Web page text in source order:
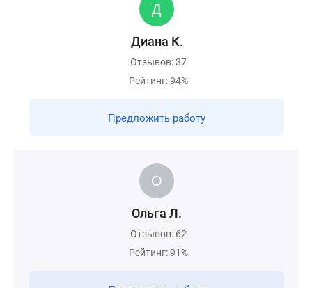
Диана К.
Отзывов: 37
Рейтинг: 94%
Предложить работу
Ольга Л.
Отзывов: 62
Рейтинг: 91%